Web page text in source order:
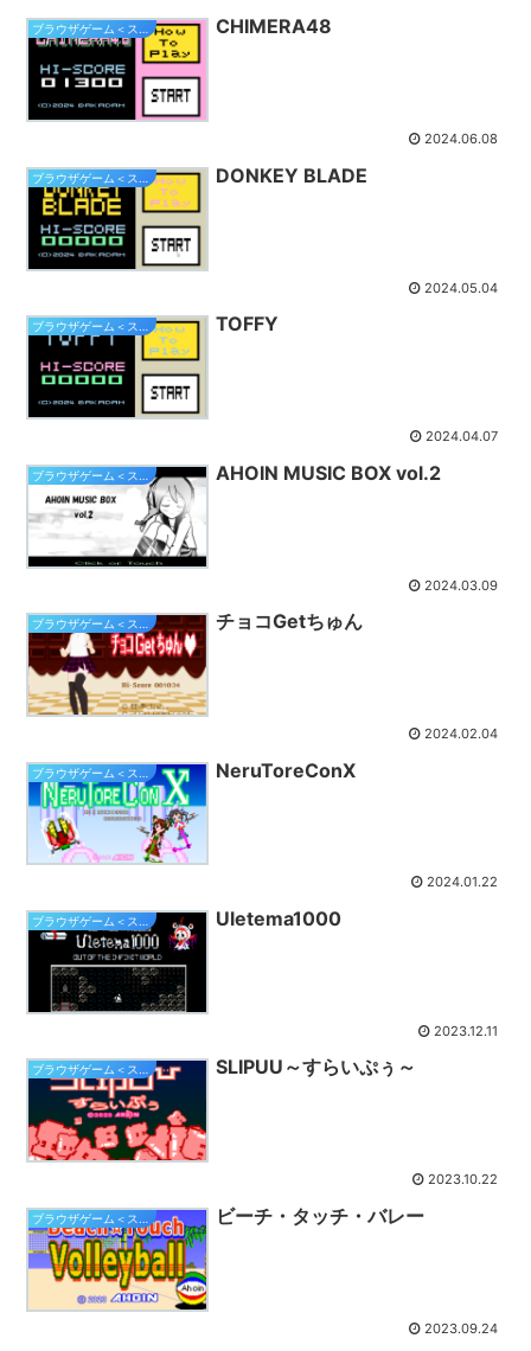
CHIMERA48
2024.06.08
DONKEY BLADE
2024.05.04
TOFFY
2024.04.07
AHOIN MUSIC BOX vol.2
2024.03.09
チョコGetちゅん
2024.02.04
NeruToreConX
2024.01.22
Uletema1000
2023.12.11
ブラウザゲーム＜スマホ対応＞ SLIPUU～すらいぷぅ～
2023.10.22
ビーチ・タッチ・バレー
2023.09.24